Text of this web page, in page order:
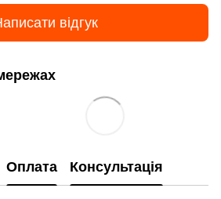
відгук
Оплата Консультація